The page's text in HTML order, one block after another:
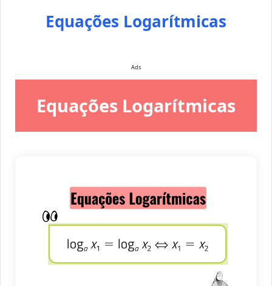
Equações Logarítmicas
Ads
Equações Logarítmicas